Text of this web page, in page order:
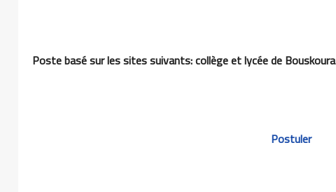
Poste basé sur les sites suivants: collège et lycée de Bouskoura
Postuler